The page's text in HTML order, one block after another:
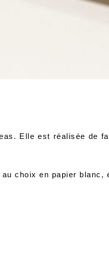
. Elle est réalisée de
choix en papier